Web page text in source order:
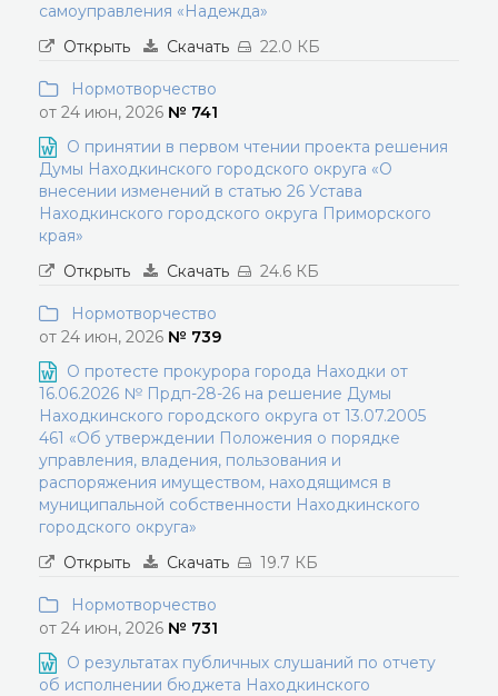
самоуправления «Надежда»
Открыть
Скачать 22.0 КБ
Нормотворчество
от 24 июн, 2026 № 741
О принятии в первом чтении проекта решения
Думы Находкинского городского округа «О
внесении изменений в статью 26 Устава
Находкинского городского округа Приморского
края»
Открыть
Скачать 24.6 КБ
Нормотворчество
от 24 июн, 2026 № 739
О протесте прокурора города Находки от
16.06.2026 № Прдп-28-26 на решение Думы
Находкинского городского округа от 13.07.2005
461 «Об утверждении Положения о порядке
управления, владения, пользования и
распоряжения имуществом, находящимся в
муниципальной собственности Находкинского
городского округа»
Открыть
Скачать 19.7 КБ
Нормотворчество
от 24 июн, 2026 № 731
О результатах публичных слушаний по отчету
об исполнении бюджета Находкинского